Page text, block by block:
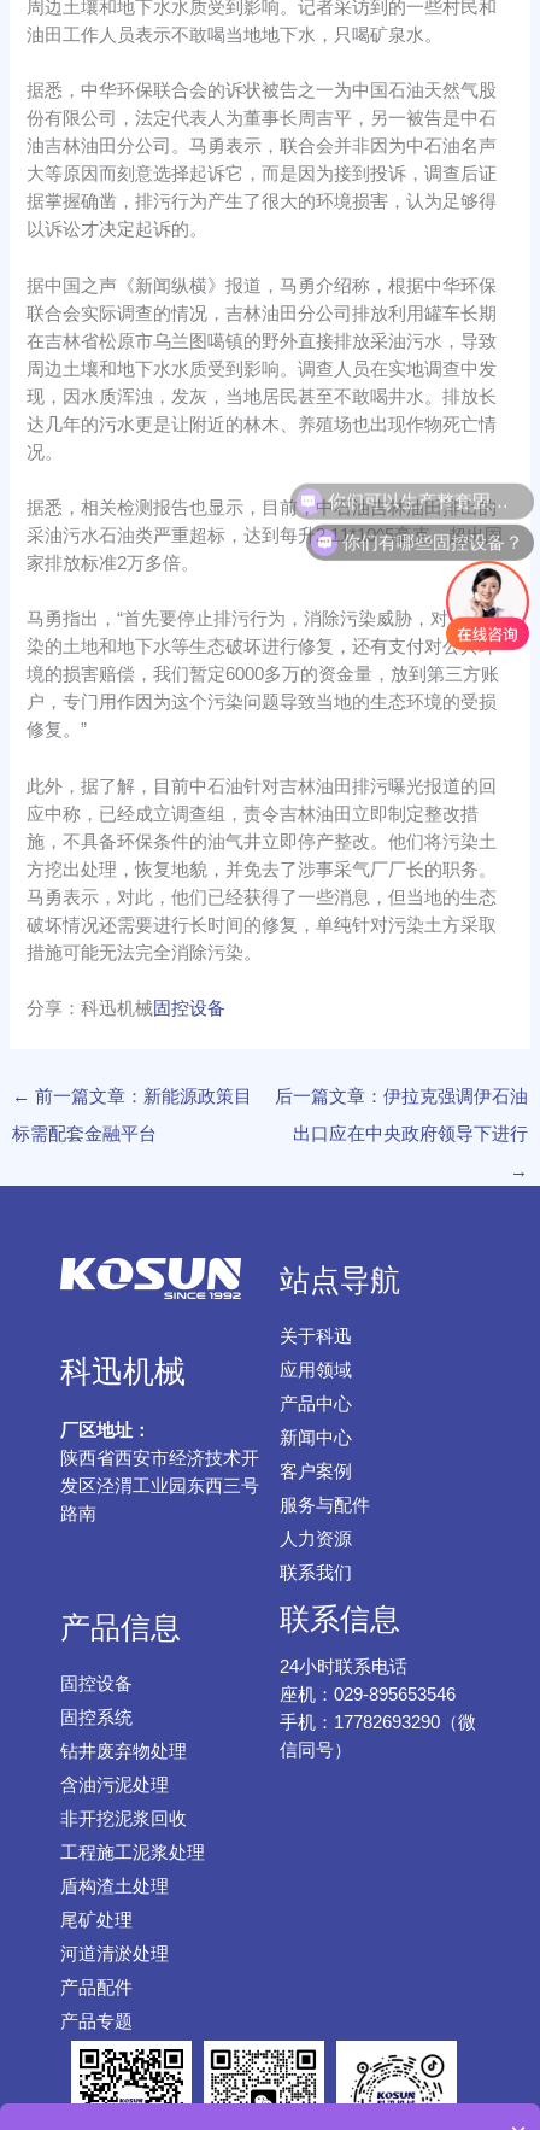
周边土壤和地下水水质受到影响。记者采访到的一些村民和
油田工作人员表示不敢喝当地地下水，只喝矿泉水。
据悉，中华环保联合会的诉状被告之一为中国石油天然气股
份有限公司，法定代表人为董事长周吉平，另一被告是中石
油吉林油田分公司。马勇表示，联合会并非因为中石油名声
大等原因而刻意选择起诉它，而是因为接到投诉，调查后证
据掌握确凿，排污行为产生了很大的环境损害，认为足够得
以诉讼才决定起诉的。
据中国之声《新闻纵横》报道，马勇介绍称，根据中华环保
联合会实际调查的情况，吉林油田分公司排放利用罐车长期
在吉林省松原市乌兰图噶镇的野外直接排放采油污水，导致
周边土壤和地下水水质受到影响。调查人员在实地调查中发
现，因水质浑浊，发灰，当地居民甚至不敢喝井水。排放长
达几年的污水更是让附近的林木、养殖场也出现作物死亡情
况。
据悉，相关检测报告也显示，目前，中石油吉林油田排出的
采油污水石油类严重超标，达到每升2.11*10^5毫克，超出国
家排放标准2万多倍。
马勇指出，“首先要停止排污行为，消除污染威胁，对受到污
染的土地和地下水等生态破坏进行修复，还有支付对公共环
境的损害赔偿，我们暂定6000多万的资金量，放到第三方账
户，专门用作因为这个污染问题导致当地的生态环境的受损
修复。”
此外，据了解，目前中石油针对吉林油田排污曝光报道的回
应中称，已经成立调查组，责令吉林油田立即制定整改措
施，不具备环保条件的油气井立即停产整改。他们将污染土
方挖出处理，恢复地貌，并免去了涉事采气厂厂长的职务。
马勇表示，对此，他们已经获得了一些消息，但当地的生态
破坏情况还需要进行长时间的修复，单纯针对污染土方采取
措施可能无法完全消除污染。
分享：科迅机械 固控设备
← 前一篇文章：新能源政策目
标需配套金融平台
后一篇文章：伊拉克强调伊石油
出口应在中央政府领导下进行
→
科迅机械
厂区地址：
陕西省西安市经济技术开
发区泾渭工业园东西三号
路南
站点导航
关于科迅
应用领域
产品中心
新闻中心
客户案例
服务与配件
人力资源
联系我们
产品信息
固控设备
固控系统
钻井废弃物处理
含油污泥处理
非开挖泥浆回收
工程施工泥浆处理
盾构渣土处理
尾矿处理
河道清淤处理
产品配件
产品专题
联系信息
24小时联系电话
座机：029-895653546
手机：17782693290（微
信同号）
你们有哪些固控设备？
你们可以生产整套固控系统吗？